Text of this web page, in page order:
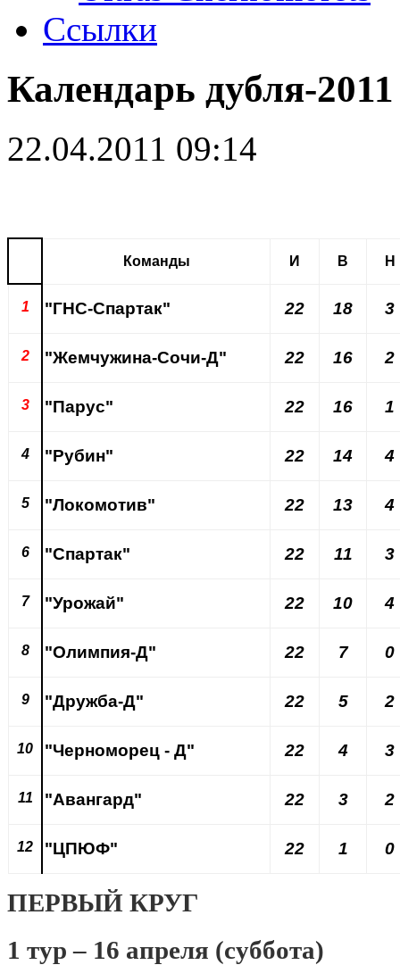
Ссылки
Календарь дубля-2011
22.04.2011 09:14
Команды И В Н
1 "ГНС-Спартак" 22 18 3
2 "Жемчужина-Сочи-Д" 22 16 2
3 "Парус" 22 16 1
4 "Рубин" 22 14 4
5 "Локомотив" 22 13 4
6 "Спартак" 22 11 3
7 "Урожай" 22 10 4
8 "Олимпия-Д" 22 7 0
9 "Дружба-Д" 22 5 2
10 "Черноморец - Д" 22 4 3
11 "Авангард" 22 3 2
12 "ЦПЮФ" 22 1 0
ПЕРВЫЙ КРУГ
1 тур – 16 апреля (суббота)